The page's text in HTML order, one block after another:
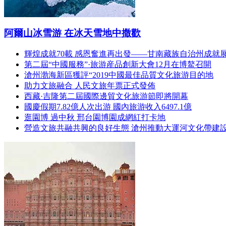
阿爾山冰雪游 在冰天雪地中撒歡
輝煌成就70載 感恩奮進再出發——甘南藏族自治州成就
第二屆“中國服務”·旅游産品創新大會12月在博鰲召開
滄州渤海新區獲評“2019中國最佳品質文化旅游目的地
助力文旅融合 人民文旅年票正式發佈
西藏·吉隆第二屆國際邊貿文化旅游節即將開幕
國慶假期7.82億人次出游 國內旅游收入6497.1億
逛園博 過中秋 邢台園博園成網紅打卡地
營造文旅共融共興的良好生態 滄州推動大運河文化帶建